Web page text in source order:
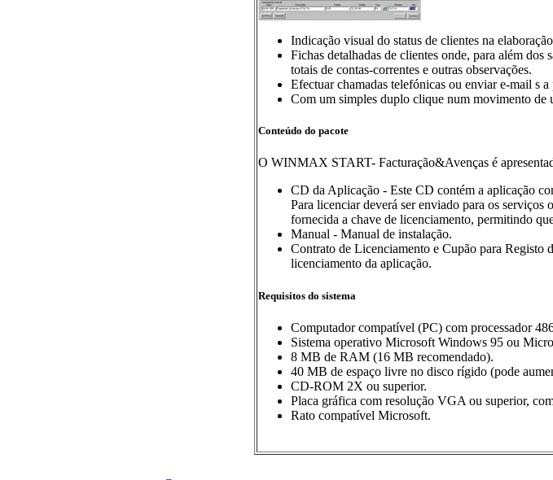
Indicação visual do status de clientes na
Fichas detalhadas de clientes onde, para além dos
totais de contas-correntes e outras observações.
Efectuar chamadas telefónicas ou enviar e-mail s
Com um simples duplo clique num movimento de
Conteúdo do pacote
O WINMAX START- Facturação&Avenças é
CD da Aplicação - Este CD contém a aplicação
Para licenciar deverá ser enviado para os
fornecida a chave de licenciamento, permitindo
Manual - Manual de instalação.
Contrato de Licenciamento e Cupão para
licenciamento da aplicação.
Requisitos do sistema
Computador compatível (PC) com processador
Sistema operativo Microsoft Windows 95 ou
8 MB de RAM (16 MB recomendado).
40 MB de espaço livre no disco rígido (pode
CD-ROM 2X ou superior.
Placa gráfica com resolução VGA ou superior,
Rato compatível Microsoft.